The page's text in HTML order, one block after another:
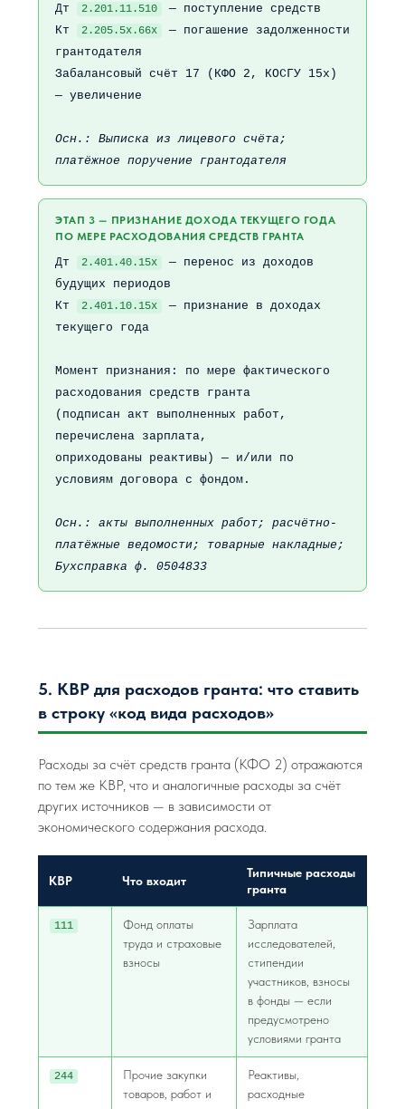
Дт
2.201.11.510
— поступление средств
Кт
2.205.5х.66х
— погашение задолженности
грантодателя
Забалансовый счёт 17 (КФО 2, КОСГУ 15х)
— увеличение
Осн.: Выписка из лицевого счёта;
платёжное поручение грантодателя
ЭТАП 3 — ПРИЗНАНИЕ ДОХОДА ТЕКУЩЕГО ГОДА
ПО МЕРЕ РАСХОДОВАНИЯ СРЕДСТВ ГРАНТА
Дт
2.401.40.15х
— перенос из доходов
будущих периодов
Кт
2.401.10.15х
— признание в доходах
текущего года
Момент признания: по мере фактического
расходования средств гранта
(подписан акт выполненных работ,
перечислена зарплата,
оприходованы реактивы) — и/или по
условиям договора с фондом.
Осн.: акты выполненных работ; расчётно-
платёжные ведомости; товарные накладные;
Бухсправка ф. 0504833
5. КВР для расходов гранта: что ставить
в строку «код вида расходов»
Расходы за счёт средств гранта (КФО 2) отражаются
по тем же КВР, что и аналогичные расходы за счёт
других источников — в зависимости от
экономического содержания расхода.
КВР Что входит
Типичные расходы
гранта
111
Фонд оплаты
труда и страховые
взносы
Зарплата
исследователей,
стипендии
участников, взносы
в фонды — если
предусмотрено
условиями гранта
244
Прочие закупки
товаров, работ и
Реактивы,
расходные